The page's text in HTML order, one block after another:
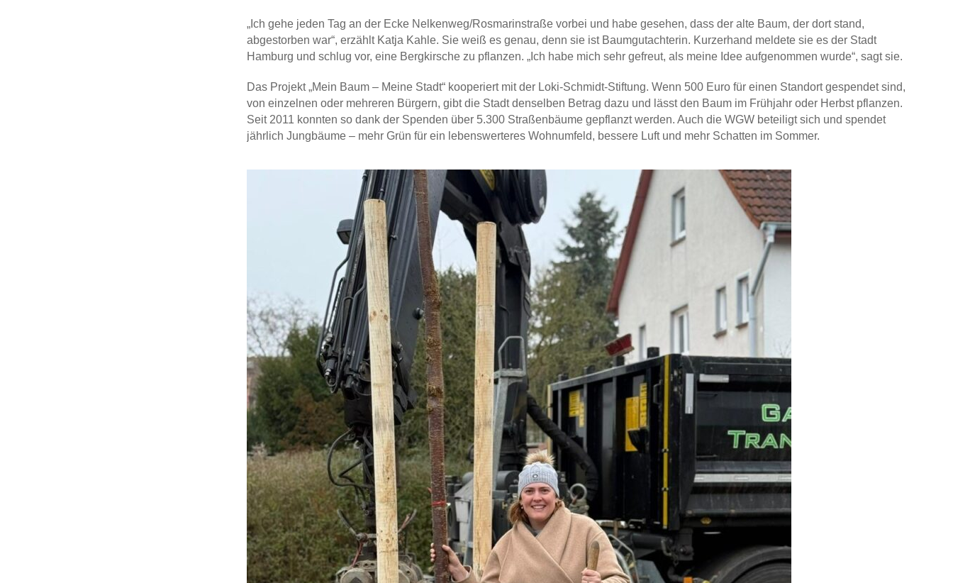
„Ich gehe jeden Tag an der Ecke Nelkenweg/Rosmarinstraße vorbei und habe gesehen, dass der alte Baum, der dort stand,
abgestorben war“, erzählt Katja Kahle. Sie weiß es genau, denn sie ist Baumgutachterin. Kurzerhand meldete sie es der Stadt
Hamburg und schlug vor, eine Bergkirsche zu pflanzen. „Ich habe mich sehr gefreut, als meine Idee aufgenommen wurde“, sagt sie.
Das Projekt „Mein Baum – Meine Stadt“ kooperiert mit der Loki-Schmidt-Stiftung. Wenn 500 Euro für einen Standort gespendet sind,
von einzelnen oder mehreren Bürgern, gibt die Stadt denselben Betrag dazu und lässt den Baum im Frühjahr oder Herbst pflanzen.
Seit 2011 konnten so dank der Spenden über 5.300 Straßenbäume gepflanzt werden. Auch die WGW beteiligt sich und spendet
jährlich Jungbäume – mehr Grün für ein lebenswerteres Wohnumfeld, bessere Luft und mehr Schatten im Sommer.